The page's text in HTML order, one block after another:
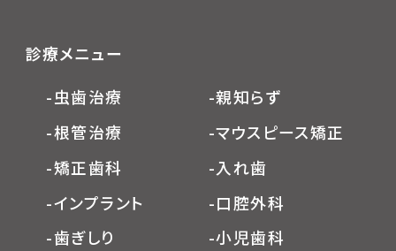
診療メニュー
-虫歯治療
-根管治療
-矯正歯科
-インプラント
-歯ぎしり
-親知らず
-マウスピース矯正
-入れ歯
-口腔外科
-小児歯科